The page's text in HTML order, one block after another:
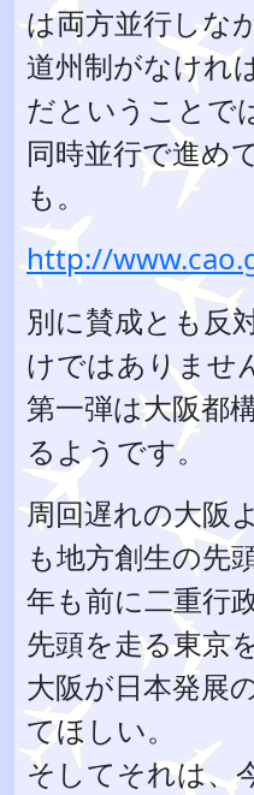
は両方並行しな
道州制がなけれ
だということで
同時並行で進め
も。
http://
別に賛成とも反
けではありませ
第一弾は大阪都
るようです。
周回遅れの大阪
も地方創生の先
年も前に二重行
先頭を走る東京
大阪が日本発展
てほしい。
そしてそれは、